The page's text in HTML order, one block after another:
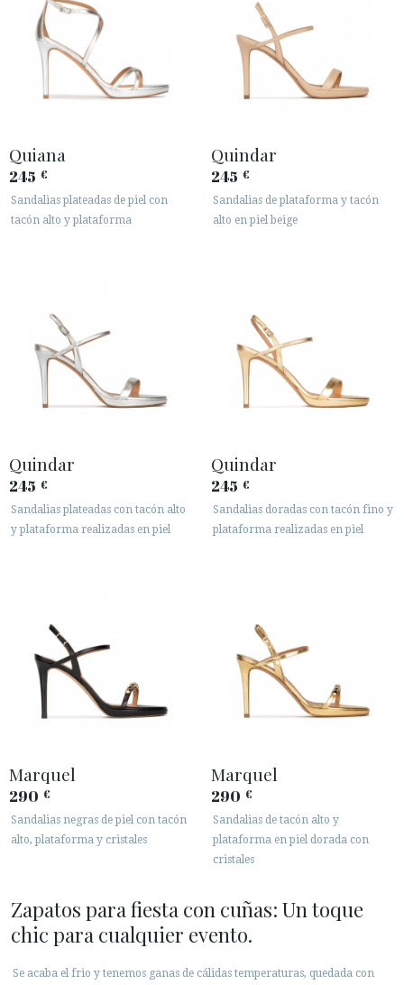
Quiana
245 €
Sandalias plateadas de piel con
tacón alto y plataforma
Quindar
245 €
Sandalias de plataforma y tacón
alto en piel beige
Quindar
245 €
Sandalias plateadas con tacón alto
y plataforma realizadas en piel
Quindar
245 €
Sandalias doradas con tacón fino y
plataforma realizadas en piel
Marquel
290 €
Sandalias negras de piel con tacón
alto, plataforma y cristales
Marquel
290 €
Sandalias de tacón alto y
plataforma en piel dorada con
cristales
Zapatos para fiesta con cuñas: Un toque
chic para cualquier evento.
Se acaba el frio y tenemos ganas de cálidas temperaturas, quedada con